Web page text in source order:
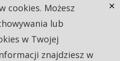
cookies. Możesz
lub
w Twojej
znajdziesz w
×